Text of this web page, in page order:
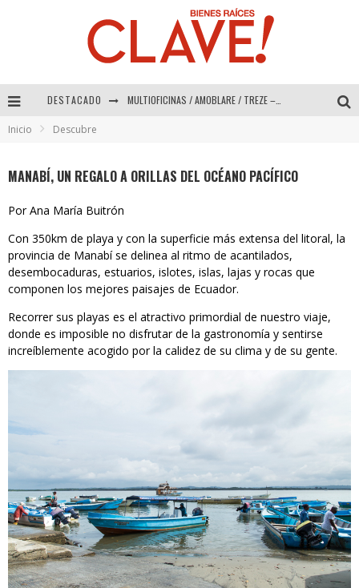
DESTACADO
Inicio Descubre
MANABÍ, UN REGALO A ORILLAS DEL OCÉANO PACÍFICO
Por Ana María Buitrón
Con 350km de playa y con la superficie más extensa del litoral, la
provincia de Manabí se delinea al ritmo de acantilados,
desembocaduras, estuarios, islotes, islas, lajas y rocas que
componen los mejores paisajes de Ecuador.
Recorrer sus playas es el atractivo primordial de nuestro viaje,
donde es imposible no disfrutar de la gastronomía y sentirse
increíblemente acogido por la calidez de su clima y de su gente.